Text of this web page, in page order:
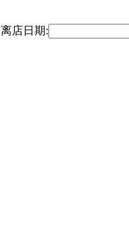
离店日期: